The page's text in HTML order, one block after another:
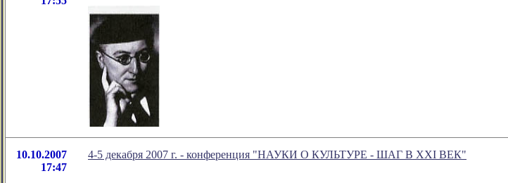
10.10.2007
17:47
4-5 декабря 2007 г. - конференция "НАУКИ О КУЛЬТУРЕ - ШАГ В XXI ВЕК"